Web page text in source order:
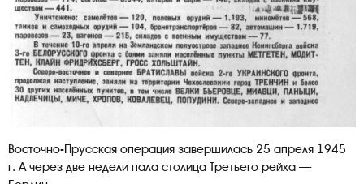
Восточно-Прусская операция завершилась 25 апреля 1945
г. А через две недели пала столица Третьего рейха —